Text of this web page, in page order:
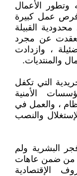
وتطور الأعمال
فرص عمل كبيرة
القبيلة
عن مجرد
، وازدادت
والمنتديات.
التي تكفل
الأمنية
، والعمل في
والنصب
البشرية ولم
من ضمن عاهات
الإقتصادية